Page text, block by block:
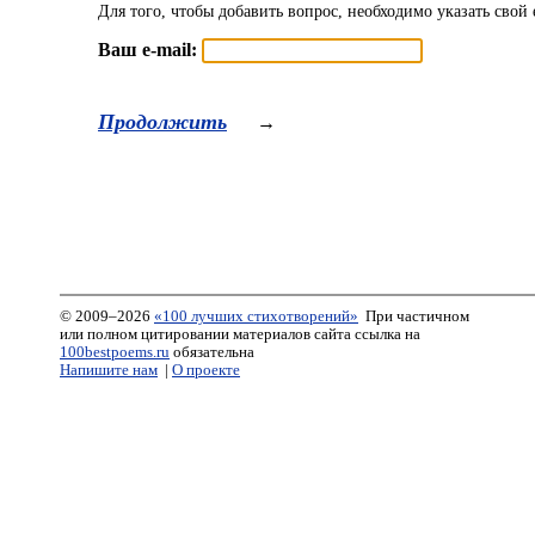
Для того, чтобы добавить вопрос, необходимо указать свой
Ваш e-mail:
Продолжить →
© 2009–2026 «100 лучших стихотворений» При частичном
или полном цитировании материалов сайта ссылка на
100bestpoems.ru обязательна
Напишите нам
О проекте